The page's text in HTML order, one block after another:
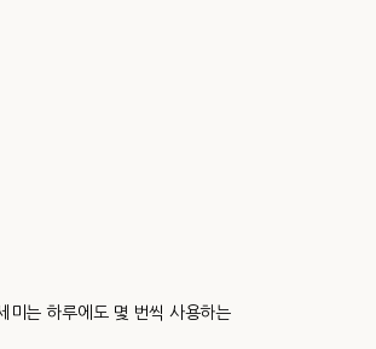
미는 하루에도 몇 번씩 사용하는